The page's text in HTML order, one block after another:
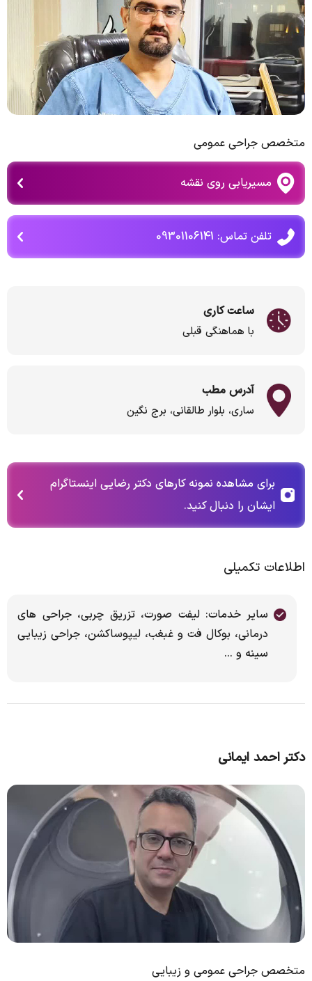
متخصص جراحی عمومی
مسیریابی روی نقشه
تلفن تماس: 09301106141
ساعت کاری
با هماهنگی قبلی
آدرس مطب
ساری، بلوار طالقانی، برج نگین
برای مشاهده نمونه کارهای دکتر رضایی اینستاگرام
ایشان را دنبال کنید.
اطلاعات تکمیلی
سایر خدمات: لیفت صورت، تزریق چربی، جراحی های
درمانی، بوکال فت و غبغب، لیپوساکشن، جراحی زیبایی
سینه و ...
دکتر احمد ایمانی
متخصص جراحی عمومی و زیبایی